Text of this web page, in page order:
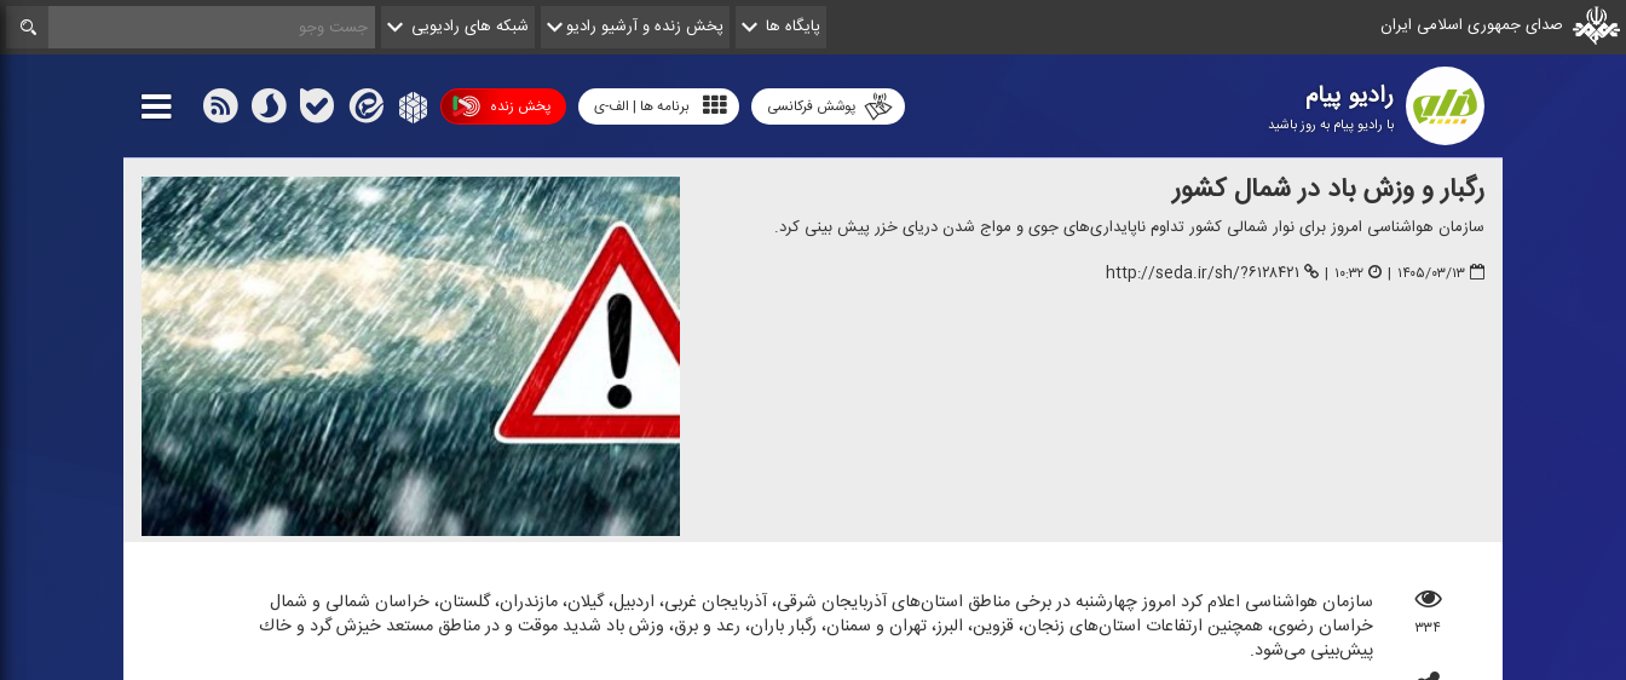
صدای جمهوری اسلامی ایران پایگاه ها پخش زنده و آرشیو رادیو شبکه های رادیویی
رادیو پیام
با رادیو پیام به روز باشید
پخش زنده برنامه ها | الف-ی پوشش فرکانسی
رگبار و وزش باد در شمال كشور
سازمان هواشناسی امروز برای نوار شمالی كشور تداوم ناپایداری‌های جوی و مواج شدن دریای خزر پیش بینی كرد.
۱۴۰۵/۰۳/۱۳ | ۱۰:۳۲ | http://seda.ir/sh/?۶۱۲۸۴۲۱
۳۳۴
سازمان هواشناسی اعلام كرد امروز چهارشنبه در برخی مناطق استان‌های آذربایجان شرقی، آذربایجان غربی، اردبیل، گیلان، مازندران، گلستان، خراسان شمالی و شمال
خراسان رضوی، همچنین ارتفاعات استان‌های زنجان، قزوین، البرز، تهران و سمنان، رگبار باران، رعد و برق، وزش باد شدید موقت و در مناطق مستعد خیزش گرد و خاك
پیش‌بینی می‌شود.